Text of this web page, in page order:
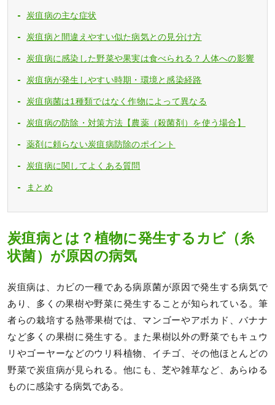
炭疽病の主な症状
炭疽病と間違えやすい似た病気との見分け方
炭疽病に感染した野菜や果実は食べられる？人体への影響
炭疽病が発生しやすい時期・環境と感染経路
炭疽病菌は1種類ではなく作物によって異なる
炭疽病の防除・対策方法【農薬（殺菌剤）を使う場合】
薬剤に頼らない炭疽病防除のポイント
炭疽病に関してよくある質問
まとめ
炭疽病とは？植物に発生するカビ（糸
状菌）が原因の病気
炭疽病は、カビの一種である病原菌が原因で発生する病気で
あり、多くの果樹や野菜に発生することが知られている。筆
者らの栽培する熱帯果樹では、マンゴーやアボカド、バナナ
など多くの果樹に発生する。また果樹以外の野菜でもキュウ
リやゴーヤーなどのウリ科植物、イチゴ、その他ほとんどの
野菜で炭疽病が見られる。他にも、芝や雑草など、あらゆる
ものに感染する病気である。